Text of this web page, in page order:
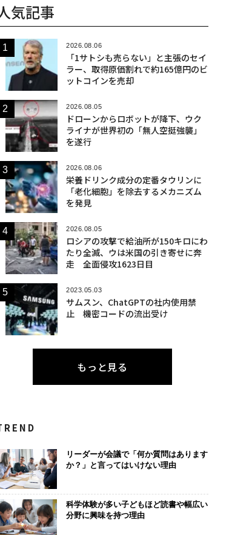
気記事
2026.08.06
「1サトシも売らない」と主張のセイ
ラー、取得原価割れで約165億円のビ
ットコインを売却
2026.08.05
ドローンからロボットが降下、ウク
ライナが世界初の「無人空挺強襲」
を遂行
2026.08.06
栄養ドリンク成分の定番タウリンに
「老化細胞」を除去するメカニズム
を発見
2026.08.05
ロシアの攻撃で給油所が150キロにわ
たり全滅、ウは米国の引き寄せに奔
走 全面侵攻1623日目
2023.05.03
サムスン、ChatGPTの社内使用禁
止 機密コードの流出受け
もっと見る
リーダーが会議で「何か質問はあります
か？」と言ってはいけない理由
科学体験が多い子どもほど読書や幅広い
分野に興味を持つ理由